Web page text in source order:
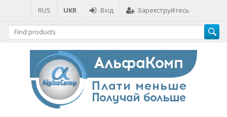
RUS UKR Вхід Зареєструйтесь